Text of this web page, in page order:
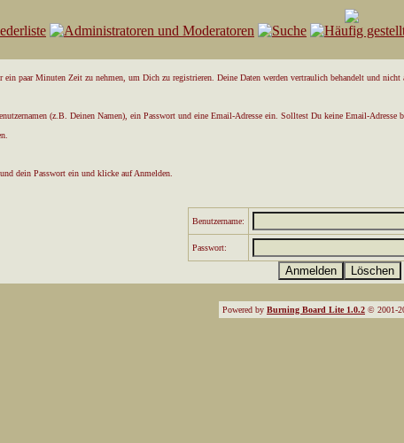
paar Minuten Zeit zu nehmen, um Dich zu registrieren. Deine Daten werden vertraulich behandelt und nicht
(z.B. Deinen Namen), ein Passwort und eine Email-Adresse ein. Solltest Du keine Email-
dein Passwort ein und klicke auf Anmelden.
Benutzername:
Passwort:
Powered by Burning Board Lite 1.0.2 © 2001-